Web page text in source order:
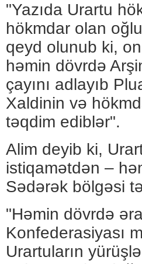
"Yazıda Urartu
hökmdar olan
qeyd olunub ki,
həmin dövrdə
çayını adlayıb
Xaldinin və
təqdim ediblər".
Alim deyib ki,
istiqamətdən –
Sədərək bölgəsi
"Həmin dövrdə
Konfederasiyası
Urartuların